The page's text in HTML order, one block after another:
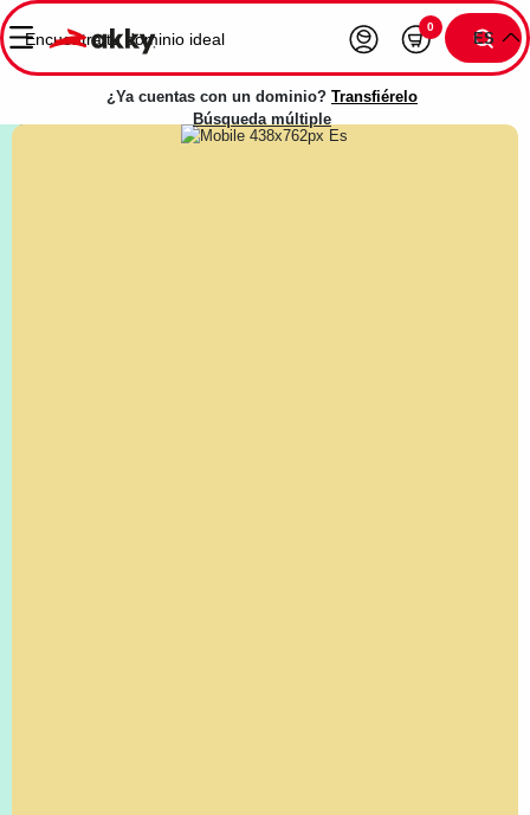
0
ES
¿Ya cuentas con un dominio? Transfiérelo
Búsqueda múltiple